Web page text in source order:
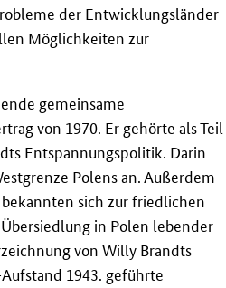
der Entwicklungsländer
Möglichkeiten zur
gemeinsame
von 1970. Er gehörte als Teil
Entspannungspolitik. Darin
Polens an. Außerdem
sich zur friedlichen
in Polen lebender
von Willy Brandts
1943. geführte